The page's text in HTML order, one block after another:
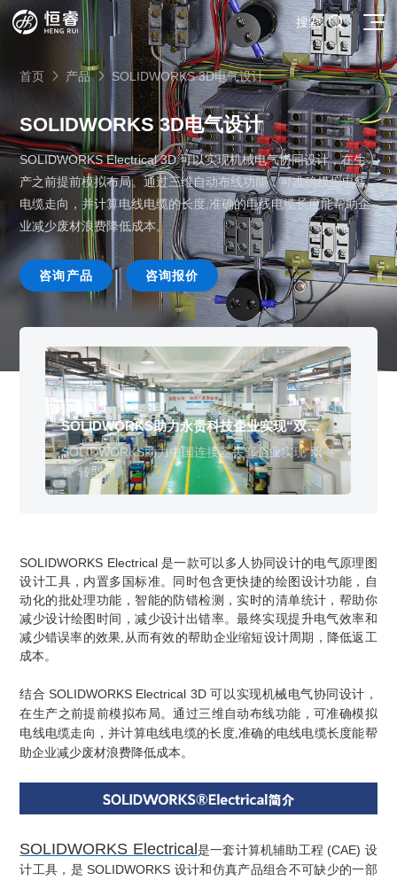
SOLIDWORKS研发设计
SOLIDWORKS 3D CAD
SOLIDWORKS 2D CAD
SOLIDWORKS 3D电气设计
SIMULATION结构仿真分析
多学科仿真
了解SIMULIA多学科仿真应用
CST电磁仿真
Abaqus有限元仿真分析
 查看全部
3DEXPERIENCE云平台
什么是3DEXPERIENCE平台？
3DEXPERIENCE on the Cloud
推荐项目
ENOVIA产品全生命周期管理（PLM）
SOLIDWORKS PDM产品数据管理
DriveWorks参数化工具
SOLIDWORKS Inspection质量检验
​SOLIDWORKS Manage项目管理
DELMIA端到端ERP系统
 查看全部
增值服务-参数化
增值服务-标准化
可视化&数字孪生技术
Curtain e-locker(易锁)防止资料外泄系统
面向工业
船舶与海洋工程解决方案
汽车行业数字化解决方案
航天航空行业解决方案
能源行业数字化解决方案
机械设备行业数字化解决方案
家居行业数字化解决方案
电气柜及电气行业数字化解决方案
面向公司与个人
公司类型
初创企业
企业家
面向学术界
教育工作者
研究人员
学生/初学者
产品的技术
最新版本
技术文章
系统要求
热门视频
精选视频
往期视频
走进西南培训中心
认证目录
在线培训
CSWP证书
SolidWorks采购指南：正版软件的成本构成与价值解析
SolidWorks代理商级别全解析：成都恒睿在西南区域凭
什么值得信赖？
SOLIDWORKS购买如何选择代理商？一文看懂避坑指南
3DEXPERIENCE 平台是什么？
SOLIDWORKS都有什么版本？哪个版本好用？
SOLIDWORKS仿真这块有必要学习吗？
招聘岗位
销售类
技术类
职能类
关于恒睿
公司简介
团队介绍
新闻资讯
公司动态
产品报价
获取SOLIDWORKS报价
联系我们
产品/服务
获取试用版
软件定制化开发
校企合作
购买学生版
搜索 
首页  产品  SOLIDWORKS 3D电气设计
SOLIDWORKS 3D电气设计
SOLIDWORKS Electrical 3D 可以实现机械电气协同设计，在生
产之前提前模拟布局。通过三维自动布线功能，可准确模拟电线
电缆走向，并计算电线电缆的长度,准确的电线电缆长度能帮助企
业减少废材浪费降低成本。
咨询产品 咨询报价
SOLIDWORKS助力永贵科技企业实现“双
智”转型
SOLIDWORKS助力中国连接器头部企业实现“双
智”转型
SOLIDWORKS Electrical是一款可以多人协同设计的电气原理图
设计工具，内置多国标准。同时包含更快捷的绘图设计功能，自
动化的批处理功能，智能的防错检测，实时的清单统计，帮助你
减少设计绘图时间，减少设计出错率。最终实现提升电气效率和
减少错误率的效果,从而有效的帮助企业缩短设计周期，降低返工
成本。
结合 SOLIDWORKS Electrical 3D可以实现机械电气协同设计，
在生产之前提前模拟布局。通过三维自动布线功能，可准确模拟
电线电缆走向，并计算电线电缆的长度,准确的电线电缆长度能帮
助企业减少废材浪费降低成本。
SOLIDWORKS Electrical是一套计算机辅助工程 (CAE) 设
计工具，是SOLIDWORKS 设计和仿真产品组合不可缺少的一部